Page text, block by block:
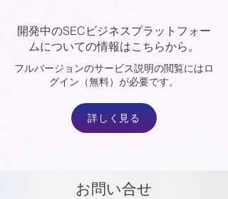
開発中のSECビジネスプラットフォー
ムについての情報はこちらから。​
​フルバージョンのサービス説明の閲覧にはロ
グイン（無料）が必要です。
詳しく見る
お問い合せ